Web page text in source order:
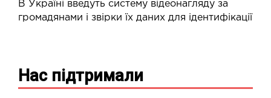
В Україні введуть систему відеонагляду за
громадянами і звірки їх даних для ідентифікації
Нас підтримали